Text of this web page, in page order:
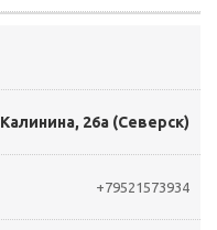
Калинина, 26а (Северск)
+79521573934